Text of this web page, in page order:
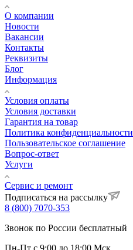
О компании
Новости
Вакансии
Контакты
Реквизиты
Блог
Информация
Условия оплаты
Условия доставки
Гарантия на товар
Политика конфиденциальности
Пользовательское соглашение
Вопрос-ответ
Услуги
Сервис и ремонт
Подписаться на рассылку
8 (800) 7070-353
Звонок по России бесплатный
Пн-Пт с 9:00 до 18:00 Мск